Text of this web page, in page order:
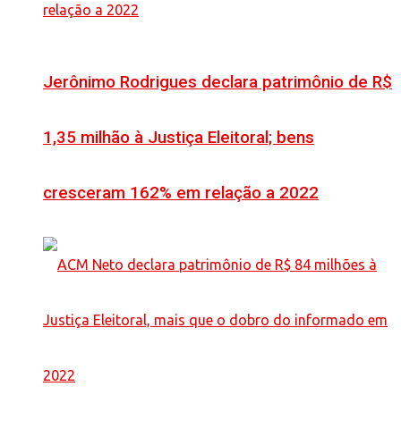
Jerônimo Rodrigues declara patrimônio de R$
1,35 milhão à Justiça Eleitoral; bens
cresceram 162% em relação a 2022